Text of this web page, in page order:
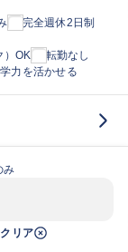
完全週休2日制
）OK
転勤なし
力を活かせる
み
リア